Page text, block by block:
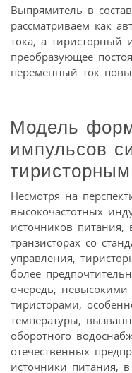
Выпрямитель в
рассматриваем как
тока, а тиристорный
преобразующее
переменный ток
Модель
импульсов
Несмотря на
высокочастотных
источников питания,
транзисторах со
управления,
более
очередь,
тиристорами,
температуры,
оборотного
отечественных
источники питания,